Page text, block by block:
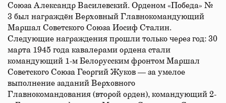
Союза Александр Василевский. Орденом «Победа» №
3 был награждён Верховный Главнокомандующий
Маршал Советского Союза Иосиф Сталин.
Следующие награждения прошли только через год: 30
марта 1945 года кавалерами ордена стали
командующий 1-м Белорусским фронтом Маршал
Советского Союза Георгий Жуков — за умелое
выполнение заданий Верховного
Главнокомандования (второй орден), командующий 2-